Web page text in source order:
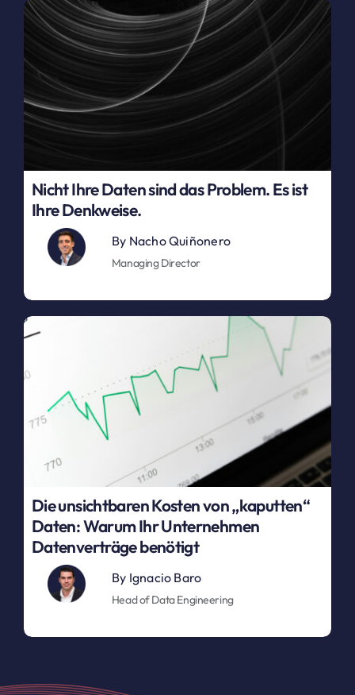
Nicht Ihre Daten sind das Problem. Es ist
Ihre Denkweise.
By Nacho Quiñonero
Managing Director
Die unsichtbaren Kosten von „kaputten“
Daten: Warum Ihr Unternehmen
Datenverträge benötigt
By Ignacio Baro
Head of Data Engineering